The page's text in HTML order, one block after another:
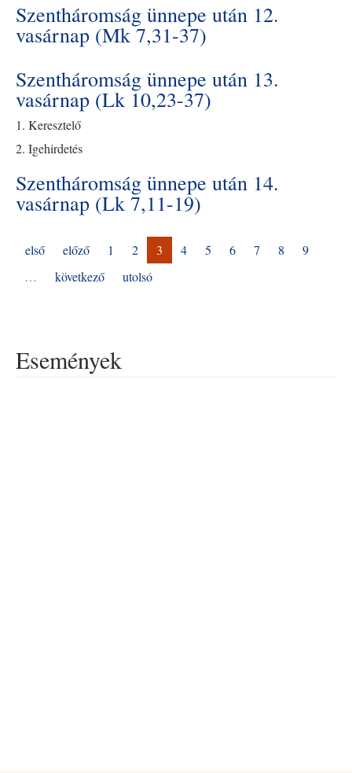
Szentháromság ünnepe után 12.
vasárnap (Mk 7,31-37)
Szentháromság ünnepe után 13.
vasárnap (Lk 10,23-37)
1. Keresztelő
2. Igehirdetés
Szentháromság ünnepe után 14.
vasárnap (Lk 7,11-19)
első előző 1 2 3 4 5 6 7 8
9
…
következő utolsó
Események